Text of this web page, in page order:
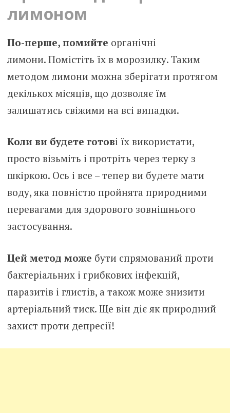
лимоном
По-перше, помийте органічні
лимони. Помістіть їх в морозилку. Таким
методом лимони можна зберігати протягом
декількох місяців, що дозволяє їм
залишатись свіжими на всі випадки.
Коли ви будете готові їх використати,
просто візьміть і протріть через терку з
шкіркою. Ось і все – тепер ви будете мати
воду, яка повністю пройнята природними
перевагами для здорового зовнішнього
застосування.
Цей метод може бути спрямований проти
бактеріальних і грибкових інфекцій,
паразитів і глистів, а також може знизити
артеріальний тиск. Ще він діє як природний
захист проти депресії!